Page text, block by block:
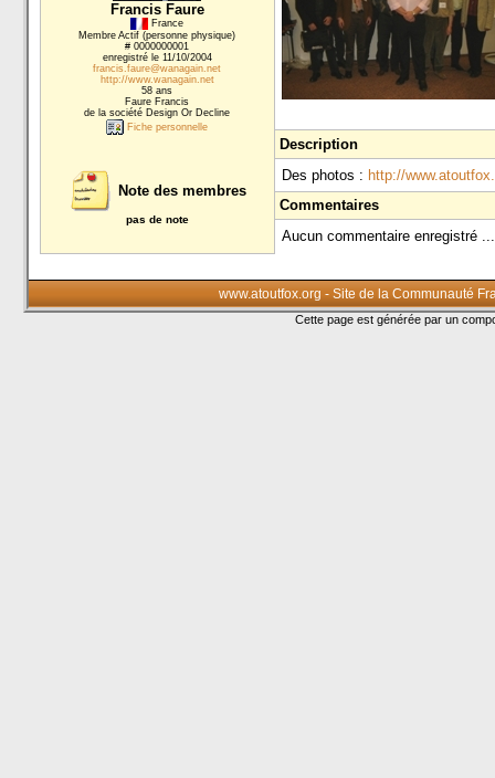
Francis Faure
France
Membre Actif (personne physique)
# 0000000001
enregistré le 11/10/2004
francis.faure@wanagain.net
http://www.wanagain.net
58 ans
Faure Francis
de la société Design Or Decline
Fiche personnelle
Note des membres
pas de note
Description
Des photos : http://
Commentaires
Aucun commentaire enregistré ...
www.atoutfox.org - Site de la Communauté
Cette page est générée par un